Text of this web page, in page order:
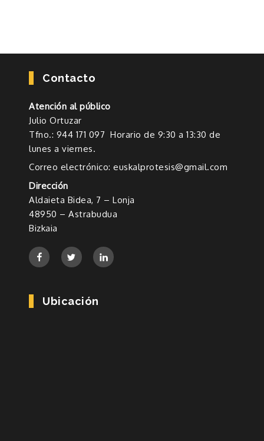
Contacto
Atención al público
Julio Ortuzar
Tfno.: 944 171 097 Horario de 9:30 a 13:30 de
lunes a viernes.
Correo electrónico: euskalprotesis@gmail.com
Dirección
Aldaieta Bidea, 7 – Lonja
48950 – Astrabudua
Bizkaia
Ubicación